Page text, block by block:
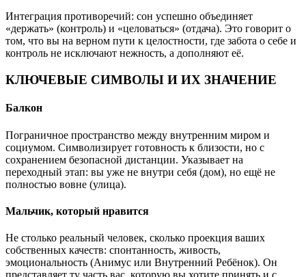
Интеграция противоречий: сон успешно объединяет
«держать» (контроль) и «целоваться» (отдача). Это говорит о
том, что вы на верном пути к целостности, где забота о себе и
контроль не исключают нежность, а дополняют её.
КЛЮЧЕВЫЕ СИМВОЛЫ И ИХ ЗНАЧЕНИЕ
Балкон
Пограничное пространство между внутренним миром и
социумом. Символизирует готовность к близости, но с
сохранением безопасной дистанции. Указывает на
переходный этап: вы уже не внутри себя (дом), но ещё не
полностью вовне (улица).
Мальчик, который нравится
Не столько реальный человек, сколько проекция ваших
собственных качеств: спонтанность, живость,
эмоциональность (Анимус или Внутренний Ребёнок). Он